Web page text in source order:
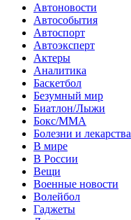
Автоновости
Автособытия
Автоспорт
Автоэксперт
Актеры
Аналитика
Баскетбол
Безумный мир
Биатлон/Лыжи
Бокс/MMA
Болезни и лекарства
В мире
В России
Вещи
Военные новости
Волейбол
Гаджеты